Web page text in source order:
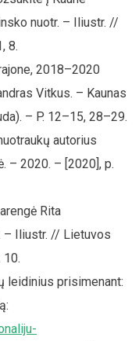
nuotr. – Iliustr. //
8.
2018–2020
Vitkus. – Kaunas
– P. 12–15, 28–29.
autorius
– 2020. – [2020], p.
Rita
– Iliustr. // Lietuvos
10.
leidinius prisimenant: